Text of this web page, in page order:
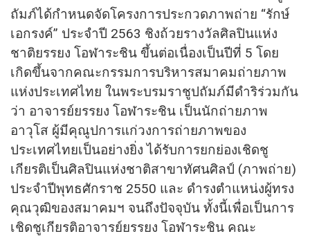
ถัมภ์ได้กําหนดจัดโครงการประกวดภาพถ่าย “รักษ์
เอกรงค์” ประจําปี 2563 ชิงถ้วยรางวัลศิลปินแห่ง
ชาติยรรยง โอฬาระชิน ขึ้นต่อเนื่องเป็นปีที่ 5 โดย
เกิดขึ้นจากคณะกรรมการบริหารสมาคมถ่ายภาพ
แห่งประเทศไทย ในพระบรมราชูปถัมภ์มีดําริร่วมกัน
ว่า อาจารย์ยรรยง โอฬาระชิน เป็นนักถ่ายภาพ
อาวุโส ผู้มีคุณูปการแก่วงการถ่ายภาพของ
ประเทศไทยเป็นอย่างยิ่ง ได้รับการยกย่องเชิดชู
เกียรติเป็นศิลปินแห่งชาติสาขาทัศนศิลป์ (ภาพถ่าย)
ประจําปีพุทธศักราช 2550 และ ดํารงตําแหน่งผู้ทรง
คุณวุฒิของสมาคมฯ จนถึงปัจจุบัน ทั้งนี้เพื่อเป็นการ
เชิดชูเกียรติอาจารย์ยรรยง โอฬาระชิน คณะ